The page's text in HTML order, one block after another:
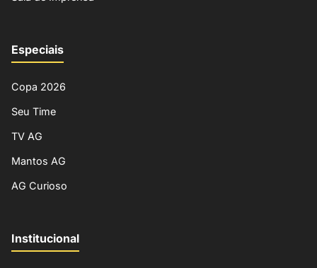
Especiais
Copa 2026
Seu Time
TV AG
Mantos AG
AG Curioso
Institucional